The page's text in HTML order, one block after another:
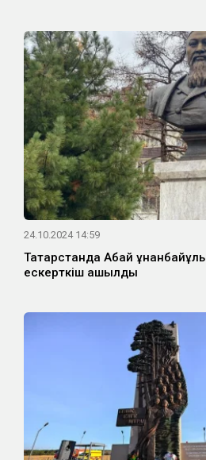
24.10.2024 14:59
Татарстанда Абай
ескерткіш ашылды